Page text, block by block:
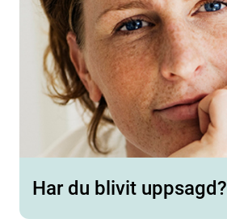
Har du blivit uppsagd?